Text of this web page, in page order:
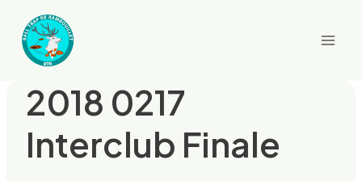
contenu
2018 0217
Interclub Finale